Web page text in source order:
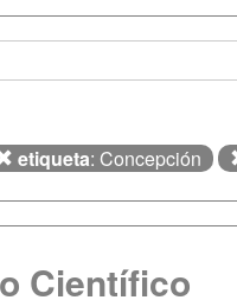
etiqueta: Concepción
Científico